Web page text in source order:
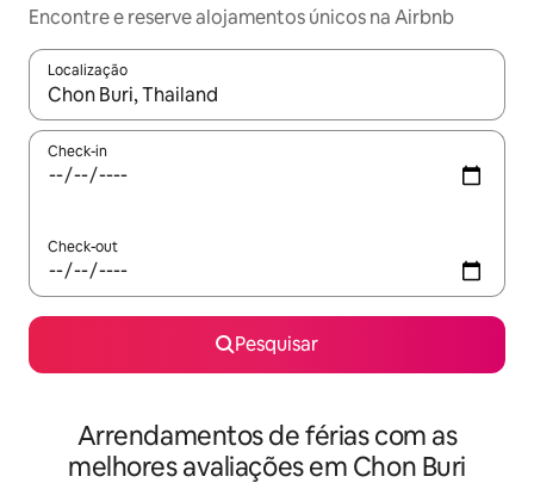
Encontre e reserve alojamentos únicos na Airbnb
Localização
Quando os resultados estiverem disponíveis, navegue com
Check-in
Check-out
Pesquisar
Arrendamentos de férias com as
melhores avaliações em Chon Buri